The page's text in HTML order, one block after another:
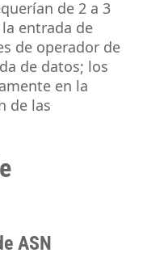
de 2 a 3
entrada de
de operador de
de datos; los
en la
de las
ASN